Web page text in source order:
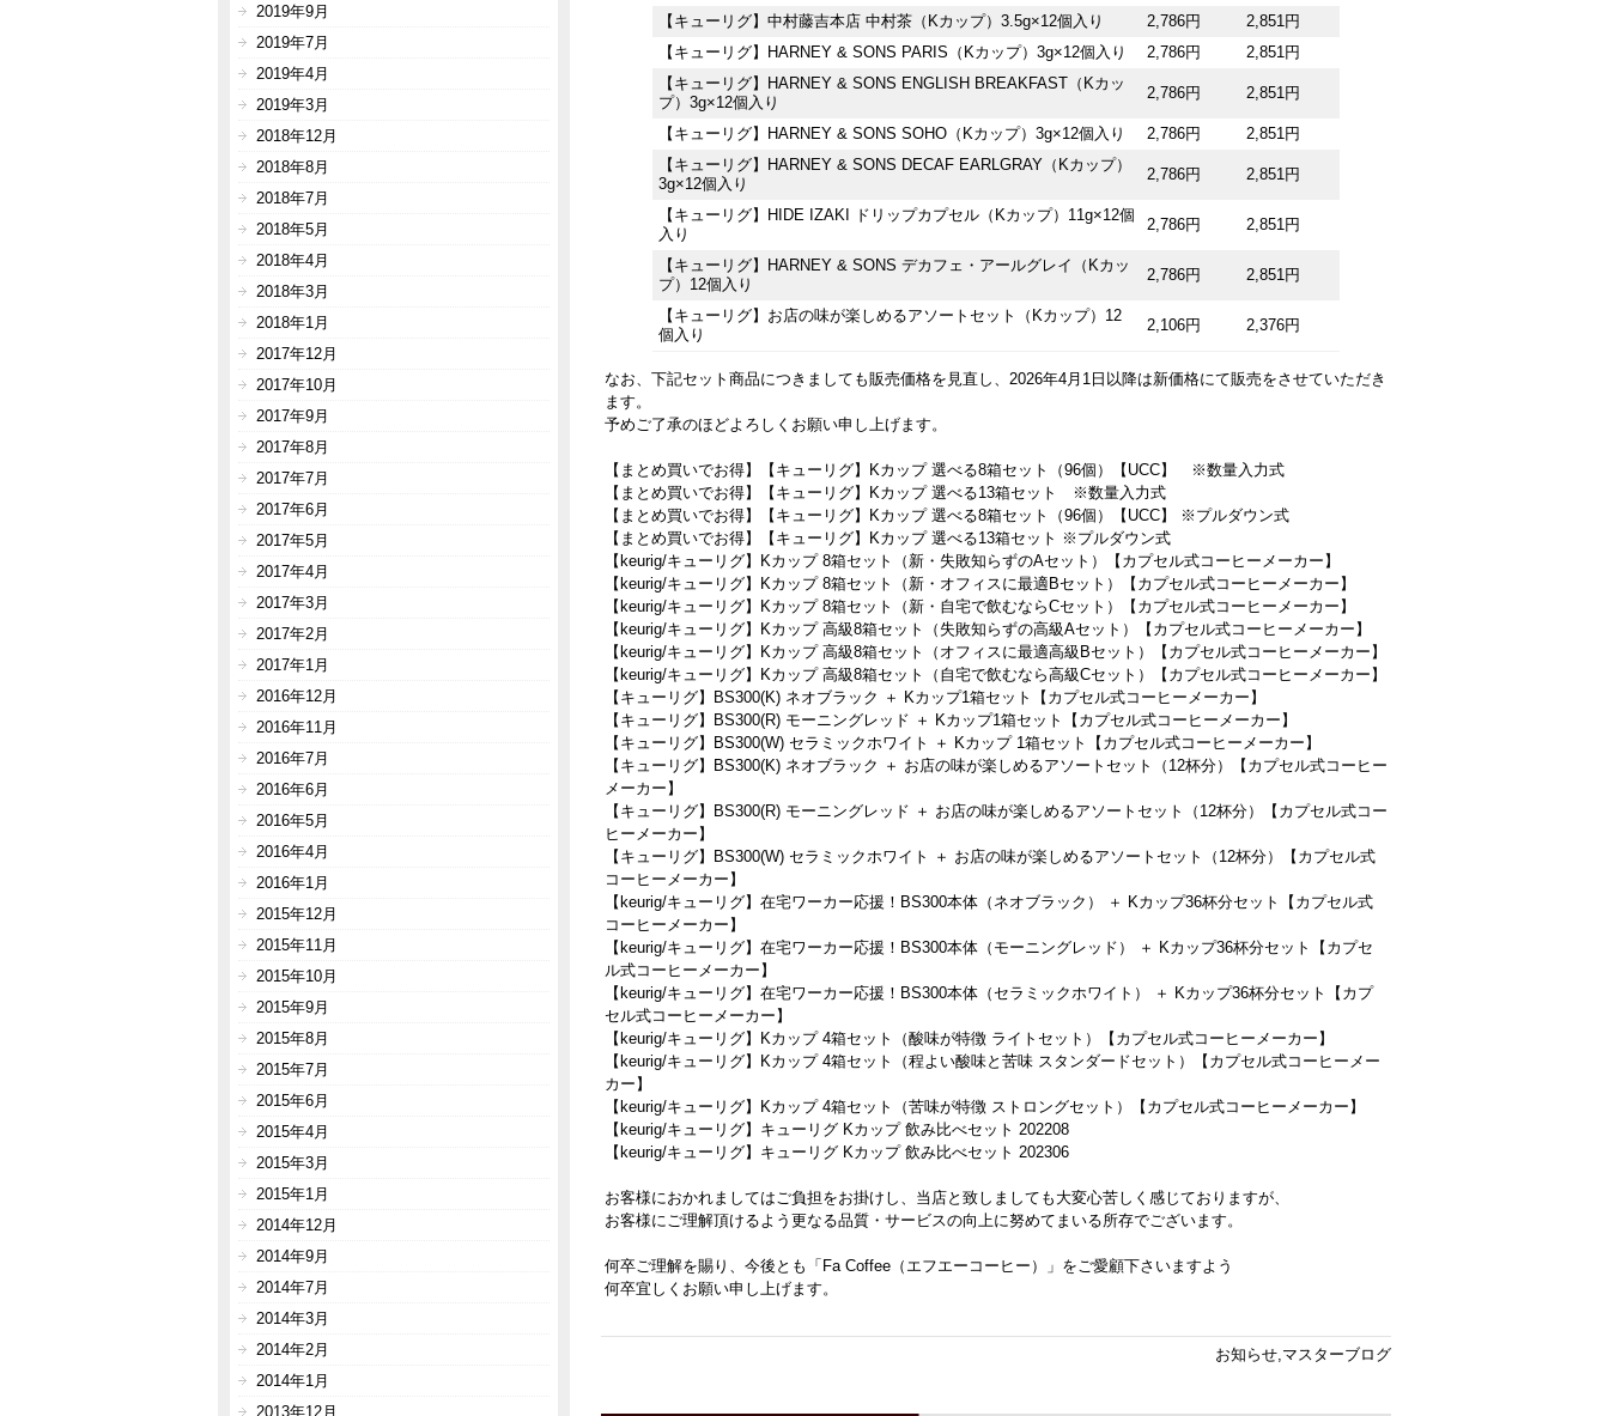
【キューリグ】中村藤吉本店 中村茶（Kカップ）3.5g×12個入り 2,786円
2,851円
【キューリグ】HARNEY & SONS PARIS（Kカップ）3g×12個入り
2,786円
2,851円
【キューリグ】HARNEY & SONS ENGLISH BREAKFAST（Kカッ
プ）3g×12個入り
2,786円 2,851円
【キューリグ】HARNEY & SONS SOHO（Kカップ）3g×12個入り 2,786円
2,851円
【キューリグ】HARNEY & SONS DECAF EARLGRAY（Kカップ）
3g×12個入り
2,786円 2,851円
【キューリグ】HIDE IZAKI ドリップカプセル（Kカップ）11g×12個
入り
2,786円 2,851円
【キューリグ】HARNEY & SONS デカフェ・アールグレイ（Kカッ
プ）12個入り
2,786円 2,851円
【キューリグ】お店の味が楽しめるアソートセット（Kカップ）12
個入り
2,106円 2,376円
なお、下記セット商品につきましても販売価格を見直し、2026年4月1日以降は新価格にて販売をさせていただき
ます。
予めご了承のほどよろしくお願い申し上げます。
【まとめ買いでお得】【キューリグ】Kカップ 選べる8箱セット（96個）【UCC】 ※数量入力式
【まとめ買いでお得】【キューリグ】Kカップ 選べる13箱セット ※数量入力式
【まとめ買いでお得】【キューリグ】Kカップ 選べる8箱セット（96個）【UCC】 ※プルダウン式
【まとめ買いでお得】【キューリグ】Kカップ 選べる13箱セット ※プルダウン式
【keurig/キューリグ】Kカップ 8箱セット（新・失敗知らずのAセット）【カプセル式コーヒーメーカー】
【keurig/キューリグ】Kカップ 8箱セット（新・オフィスに最適Bセット）【カプセル式コーヒーメーカー】
【keurig/キューリグ】Kカップ 8箱セット（新・自宅で飲むならCセット）【カプセル式コーヒーメーカー】
【keurig/キューリグ】Kカップ 高級8箱セット（失敗知らずの高級Aセット）【カプセル式コーヒーメーカー】
【keurig/キューリグ】Kカップ 高級8箱セット（オフィスに最適高級Bセット）【カプセル式コーヒーメーカー】
【keurig/キューリグ】Kカップ 高級8箱セット（自宅で飲むなら高級Cセット）【カプセル式コーヒーメーカー】
【キューリグ】BS300(K) ネオブラック ＋ Kカップ1箱セット【カプセル式コーヒーメーカー】
【キューリグ】BS300(R) モーニングレッド ＋ Kカップ1箱セット【カプセル式コーヒーメーカー】
【キューリグ】BS300(W) セラミックホワイト ＋ Kカップ 1箱セット【カプセル式コーヒーメーカー】
【キューリグ】BS300(K) ネオブラック ＋ お店の味が楽しめるアソートセット（12杯分）【カプセル式コーヒー
メーカー】
【キューリグ】BS300(R) モーニングレッド ＋ お店の味が楽しめるアソートセット（12杯分）【カプセル式コー
ヒーメーカー】
【キューリグ】BS300(W) セラミックホワイト ＋ お店の味が楽しめるアソートセット（12杯分）【カプセル式
コーヒーメーカー】
【keurig/キューリグ】在宅ワーカー応援！BS300本体（ネオブラック） ＋ Kカップ36杯分セット【カプセル式
コーヒーメーカー】
【keurig/キューリグ】在宅ワーカー応援！BS300本体（モーニングレッド） ＋ Kカップ36杯分セット【カプセ
ル式コーヒーメーカー】
【keurig/キューリグ】在宅ワーカー応援！BS300本体（セラミックホワイト） ＋ Kカップ36杯分セット【カプ
セル式コーヒーメーカー】
【keurig/キューリグ】Kカップ 4箱セット（酸味が特徴 ライトセット）【カプセル式コーヒーメーカー】
【keurig/キューリグ】Kカップ 4箱セット（程よい酸味と苦味 スタンダードセット）【カプセル式コーヒーメー
カー】
【keurig/キューリグ】Kカップ 4箱セット（苦味が特徴 ストロングセット）【カプセル式コーヒーメーカー】
【keurig/キューリグ】キューリグ Kカップ 飲み比べセット 202208
【keurig/キューリグ】キューリグ Kカップ 飲み比べセット 202306
お客様におかれましてはご負担をお掛けし、当店と致しましても大変心苦しく感じておりますが、
お客様にご理解頂けるよう更なる品質・サービスの向上に努めてまいる所存でございます。
何卒ご理解を賜り、今後とも「Fa Coffee（エフエーコーヒー）」をご愛顧下さいますよう
何卒宜しくお願い申し上げます。
お知らせ,マスターブログ
2019年9月
2019年7月
2019年4月
2019年3月
2018年12月
2018年8月
2018年7月
2018年5月
2018年4月
2018年3月
2018年1月
2017年12月
2017年10月
2017年9月
2017年8月
2017年7月
2017年6月
2017年5月
2017年4月
2017年3月
2017年2月
2017年1月
2016年12月
2016年11月
2016年7月
2016年6月
2016年5月
2016年4月
2016年1月
2015年12月
2015年11月
2015年10月
2015年9月
2015年8月
2015年7月
2015年6月
2015年4月
2015年3月
2015年1月
2014年12月
2014年9月
2014年7月
2014年3月
2014年2月
2014年1月
2013年12月